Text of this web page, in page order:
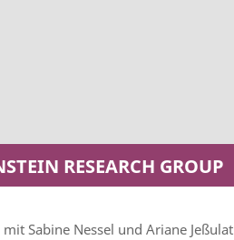
RESEARCH GROUP
Sabine Nessel und Ariane Jeßulat